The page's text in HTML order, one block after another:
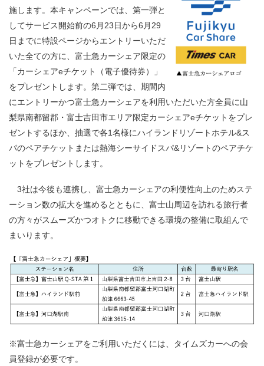
施します。 本キャンペーンでは、第一弾と
してサービス開始前の6 月 23日から6 月 29
日までに特設ページからエントリーいただ
いた全ての方に、富士急カーシェア限定の
「カーシェアeチケット（電子優待券）」
をプレゼントします。第二弾では、期間内
にエントリーかつ富士急カーシェアを利用いただいた方全員に山
梨県南都留郡・富士吉田市エリア限定カーシェアeチケットをプレ
ゼントするほか、抽選で各1名様にハイランドリゾートホテル&ス
パのペアチケットまたは熱海シーサイドスパ&リゾートのペアチケ
ットをプレゼントします。
3社は今後も連携し、富士急カーシェアの利便性向上のためステ
ーション数の拡大を進めるとともに、富士山周辺を訪れる旅行者
の方々がスムーズかつオトクに移動できる環境の整備に取組んで
まいります。
※富士急カーシェアをご利用いただくには、タイムズカーへの会
員登録が必要です。